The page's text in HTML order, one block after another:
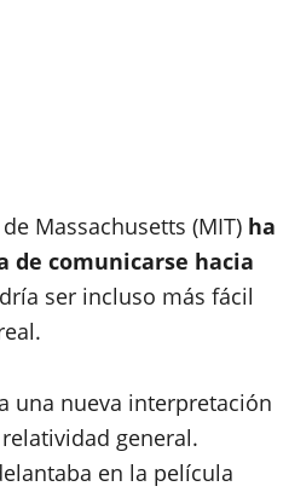
Massachusetts (MIT) ha
de comunicarse hacia
ser incluso más fácil
una nueva interpretación
general.
en la película